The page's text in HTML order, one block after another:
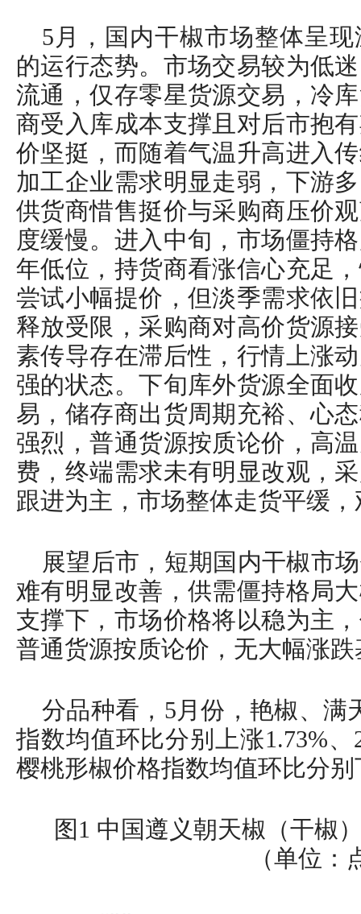
5月，国内干椒市场整体呈
的运行态势。市场交易较为低
流通，仅存零星货源交易，冷
商受入库成本支撑且对后市抱
价坚挺，而随着气温升高进入
加工企业需求明显走弱，下游
供货商惜售挺价与采购商压价
度缓慢。进入中旬，市场僵持
年低位，持货商看涨信心充足
尝试小幅提价，但淡季需求依
释放受限，采购商对高价货源
素传导存在滞后性，行情上涨
强的状态。下旬库外货源全面
易，储存商出货周期充裕、心
强烈，普通货源按质论价，高
费，终端需求未有明显改观，
跟进为主，市场整体走货平缓
展望后市，短期国内干椒市
难有明显改善，供需僵持格局
支撑下，市场价格将以稳为主
普通货源按质论价，无大幅涨
分品种看，5月份，艳椒、满
指数均值环比分别上涨1.73%、
樱桃形椒价格指数均值环比分别
图1 中国遵义朝天椒（干椒
（单位：